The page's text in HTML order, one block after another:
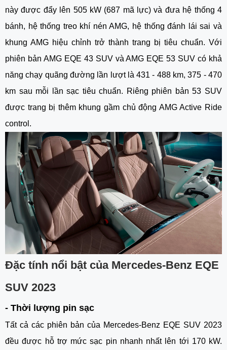
này được đẩy lên 505 kW (687 mã lực) và đưa hệ thống 4
bánh, hệ thống treo khí nén AMG, hệ thống đánh lái sai và
khung AMG hiệu chỉnh trở thành trang bị tiêu chuẩn. Với
phiên bản AMG EQE 43 SUV và AMG EQE 53 SUV có khả
năng chạy quãng đường lần lượt là 431 - 488 km, 375 - 470
km sau mỗi lần sạc tiêu chuẩn. Riêng phiên bản 53 SUV
được trang bị thêm khung gầm chủ động AMG Active Ride
control.
Đặc tính nổi bật của Mercedes-Benz EQE
SUV 2023
- Thời lượng pin sạc
Tất cả các phiên bản của Mercedes-Benz EQE SUV 2023
đều được hỗ trợ mức sạc pin nhanh nhất lên tới 170 kW.